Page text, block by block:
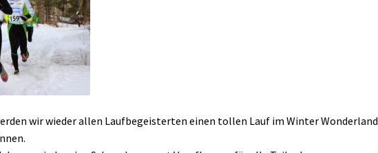
wir wieder allen Laufbegeisterten einen tollen Lauf im Winter Wonderland